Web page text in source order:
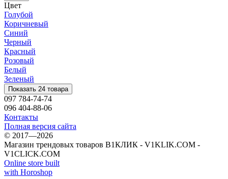
Цвет
Голубой
Коричневый
Синий
Черный
Красный
Розовый
Белый
Зеленый
Показать 24 товара
097 784-74-74
096 404-88-06
Контакты
Полная версия сайта
© 2017—2026
Магазин трендовых товаров В1КЛИК - V1KLIK.COM -
V1CLICK.COM
Online store built
with Horoshop